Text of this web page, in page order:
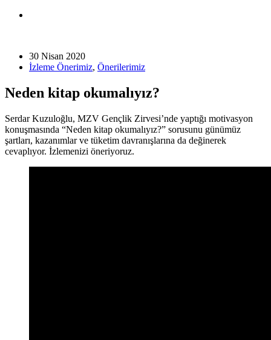
30 Nisan 2020
İzleme Önerimiz, Önerilerimiz
Neden kitap okumalıyız?
Serdar Kuzuloğlu, MZV Gençlik Zirvesi’nde yaptığı motivasyon
konuşmasında “Neden kitap okumalıyız?” sorusunu günümüz
şartları, kazanımlar ve tüketim davranışlarına da değinerek
cevaplıyor. İzlemenizi öneriyoruz.